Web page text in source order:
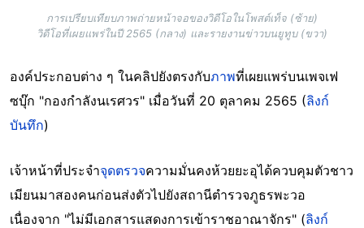
การเปรียบเทียบภาพถ่ายหน้าจอของวิดีโอในโพสต์เท็จ (ซ้าย)
วิดีโอที่เผยแพร่ในปี 2565 (กลาง) และรายงานข่าวบนยูทูบ (ขวา)
องค์ประกอบต่าง ๆ ในคลิปยังตรงกับภาพที่เผยแพร่บนเพจเฟ
ซบุ๊ก "กองกำลังนเรศวร" เมื่อวันที่ 20 ตุลาคม 2565 (ลิงก์
บันทึก)
เจ้าหน้าที่ประจำจุดตรวจความมั่นคงห้วยยะอุได้ควบคุมตัวชาว
เมียนมาสองคนก่อนส่งตัวไปยังสถานีตำรวจภูธรพะวอ
เนื่องจาก "ไม่มีเอกสารแสดงการเข้าราชอาณาจักร" (ลิงก์